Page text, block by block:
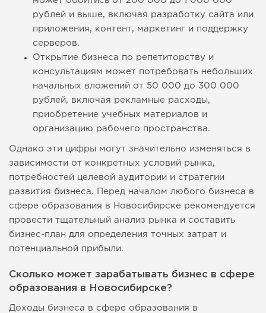
рублей и выше, включая разработку сайта или
приложения, контент, маркетинг и поддержку
серверов.
Открытие бизнеса по репетиторству и
консультациям может потребовать небольших
начальных вложений от 50 000 до 300 000
рублей, включая рекламные расходы,
приобретение учебных материалов и
организацию рабочего пространства.
Однако эти цифры могут значительно изменяться в
зависимости от конкретных условий рынка,
потребностей целевой аудитории и стратегии
развития бизнеса. Перед началом любого бизнеса в
сфере образования в Новосибирске рекомендуется
провести тщательный анализ рынка и составить
бизнес-план для определения точных затрат и
потенциальной прибыли.
Сколько может зарабатывать бизнес в сфере
образования в Новосибирске?
Доходы бизнеса в сфере образования в